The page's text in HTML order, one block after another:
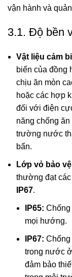
vận hành và
3.1. Độ bền
Vật liệu cảm
biến của đồng
chịu ăn mòn
hoặc các hợp
đối với điện
năng chống
trường nước
bẩn.
Lớp vỏ bảo
thường đạt
IP67.
IP65:
mọi hướng.
IP67:
trong nước
đảm bảo